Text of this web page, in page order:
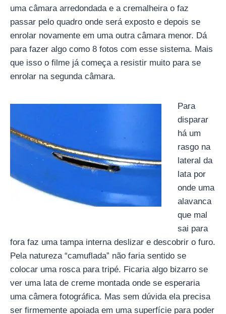
uma câmara arredondada e a cremalheira o faz
passar pelo quadro onde será exposto e depois se
enrolar novamente em uma outra câmara menor. Dá
para fazer algo como 8 fotos com esse sistema. Mais
que isso o filme já começa a resistir muito para se
enrolar na segunda câmara.
Para
disparar
há um
rasgo na
lateral da
lata por
onde uma
alavanca
que mal
sai para
fora faz uma tampa interna deslizar e descobrir o furo.
Pela natureza “camuflada” não faria sentido se
colocar uma rosca para tripé. Ficaria algo bizarro se
ver uma lata de creme montada onde se esperaria
uma câmera fotográfica. Mas sem dúvida ela precisa
ser firmemente apoiada em uma superfície para poder